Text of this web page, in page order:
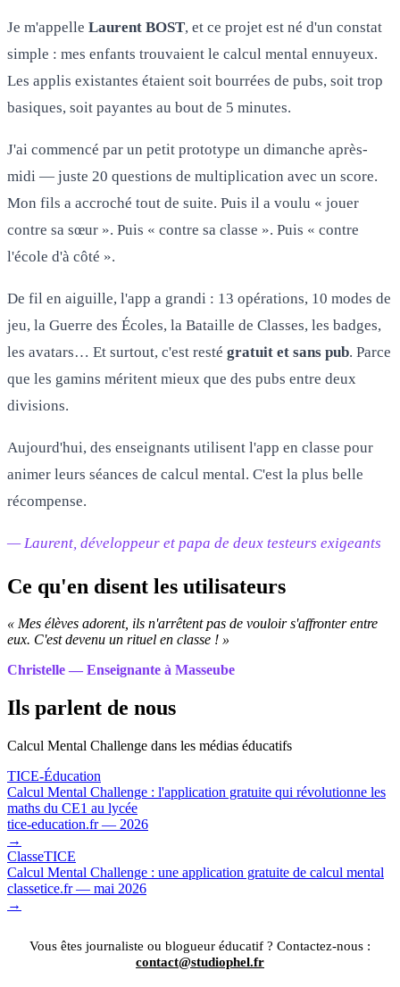
Je m'appelle Laurent BOST, et ce projet est né d'un constat
simple : mes enfants trouvaient le calcul mental ennuyeux.
Les applis existantes étaient soit bourrées de pubs, soit trop
basiques, soit payantes au bout de 5 minutes.
J'ai commencé par un petit prototype un dimanche après-
midi — juste 20 questions de multiplication avec un score.
Mon fils a accroché tout de suite. Puis il a voulu « jouer
contre sa sœur ». Puis « contre sa classe ». Puis « contre
l'école d'à côté ».
De fil en aiguille, l'app a grandi : 13 opérations, 10 modes de
jeu, la Guerre des Écoles, la Bataille de Classes, les badges,
les avatars… Et surtout, c'est resté gratuit et sans pub. Parce
que les gamins méritent mieux que des pubs entre deux
divisions.
Aujourd'hui, des enseignants utilisent l'app en classe pour
animer leurs séances de calcul mental. C'est la plus belle
récompense.
— Laurent, développeur et papa de deux testeurs exigeants
Ce qu'en disent les utilisateurs
« Mes élèves adorent, ils n'arrêtent pas de vouloir s'affronter entre
eux. C'est devenu un rituel en classe ! »
Christelle — Enseignante à Masseube
Ils parlent de nous
Calcul Mental Challenge dans les médias éducatifs
TICE-Éducation
Calcul Mental Challenge : l'application gratuite qui révolutionne les
maths du CE1 au lycée
tice-education.fr — 2026
→
ClasseTICE
Calcul Mental Challenge : une application gratuite de calcul mental
classetice.fr — mai 2026
→
Vous êtes journaliste ou blogueur éducatif ? Contactez-nous :
contact@studiophel.fr